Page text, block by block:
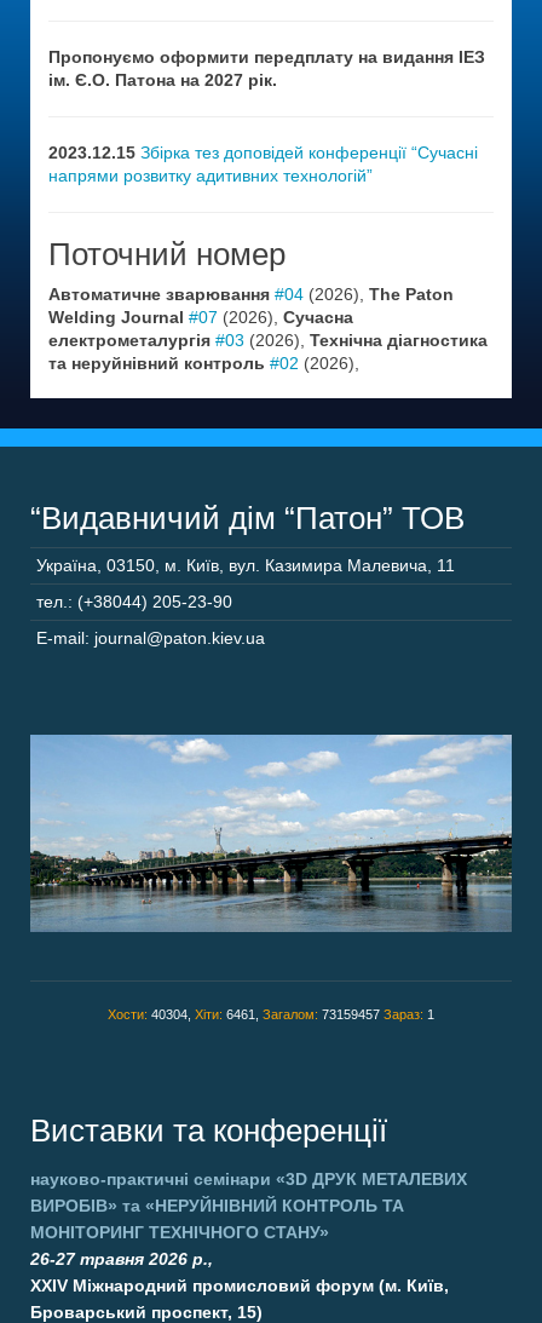
Пропонуємо оформити передплату на видання ІЕЗ
ім. Є.О. Патона на 2027 рік.
2023.12.15 Збірка тез доповідей конференції “Сучасні
напрями розвитку адитивних технологій”
Поточний номер
Автоматичне зварювання #04 (2026), The Paton
Welding Journal #07 (2026), Сучасна
електрометалургія #03 (2026), Технічна діагностика
та неруйнівний контроль #02 (2026),
“Видавничий дім “Патон” ТОВ
Україна 03150 м. Київ, вул. Казимира Малевича, 11
тел.: (+38044) 205-23-90
E-mail: journal@paton.kiev.ua
Хости: 40304, Хіти: 6461, Загалом: 73159457 Зараз: 1
Виставки та конференції
науково-практичні семінари «3D ДРУК МЕТАЛЕВИХ
ВИРОБІВ» та «НЕРУЙНІВНИЙ КОНТРОЛЬ ТА
МОНІТОРИНГ ТЕХНІЧНОГО СТАНУ»
26-27 травня 2026 р.,
XXIV Міжнародний промисловий форум (м. Київ,
Броварський проспект, 15)